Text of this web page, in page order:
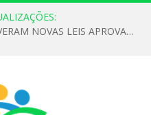
DECLARAMOS QUE NÃO HOUVERAM NOVAS LEIS APROVADAS ATÉ O MOMENTO PARA O INSTITUTO DE PREVIDÊNCIA NO ANO DE 2026